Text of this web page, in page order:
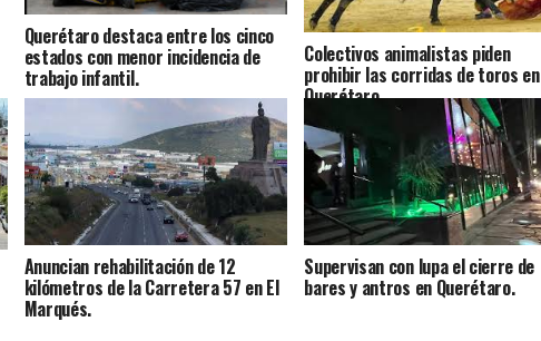
Querétaro destaca entre los cinco
estados con menor incidencia de
trabajo infantil.
Colectivos animalistas piden
prohibir las corridas de toros en
Querétaro.
Anuncian rehabilitación de 12
kilómetros de la Carretera 57 en El
Marqués.
Supervisan con lupa el cierre de
bares y antros en Querétaro.